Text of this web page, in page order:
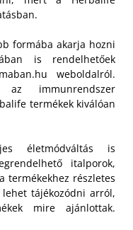
formába akarja hozni
is rendelhetőek
weboldalról.
immunrendszer
termékek kiválóan
életmódváltás is
italporok,
termékekhez részletes
tájékozódni arról,
mire ajánlottak.